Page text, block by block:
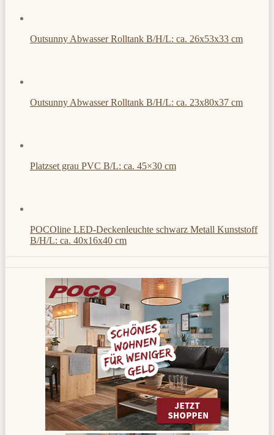
Outsunny Abwasser Rolltank B/H/L: ca. 26x53x33 cm
Outsunny Abwasser Rolltank B/H/L: ca. 23x80x37 cm
Platzset grau PVC B/L: ca. 45×30 cm
POCOline LED-Deckenleuchte schwarz Metall Kunststoff
B/H/L: ca. 40x16x40 cm